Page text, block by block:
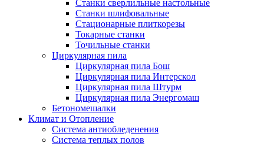
Станки сверлильные настольные
Станки шлифовальные
Стационарные плиткорезы
Токарные станки
Точильные станки
Циркулярная пила
Циркулярная пила Бош
Циркулярная пила Интерскол
Циркулярная пила Штурм
Циркулярная пила Энергомаш
Бетономешалки
Климат и Отопление
Система антиобледенения
Система теплых полов